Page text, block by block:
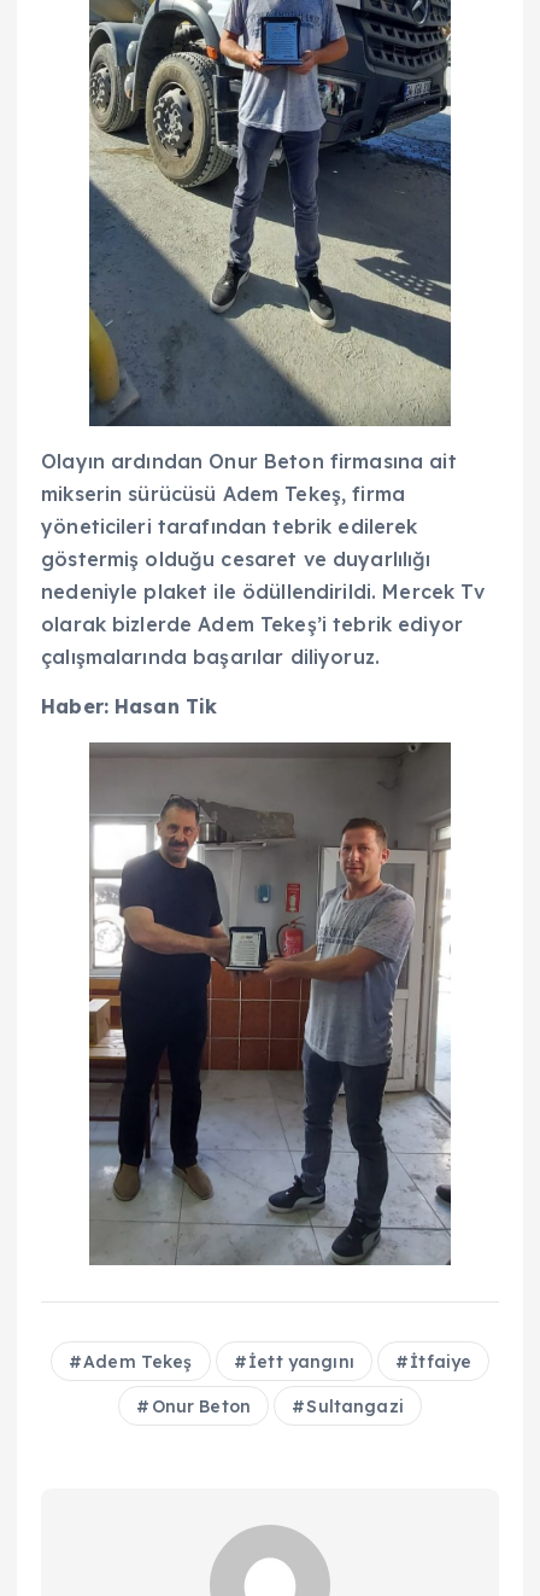
Olayın ardından Onur Beton firmasına ait
mikserin sürücüsü Adem Tekeş, firma
yöneticileri tarafından tebrik edilerek
göstermiş olduğu cesaret ve duyarlılığı
nedeniyle plaket ile ödüllendirildi. Mercek Tv
olarak bizlerde Adem Tekeş’i tebrik ediyor
çalışmalarında başarılar diliyoruz.
Haber: Hasan Tik
Adem Tekeş İett yangını İtfaiye
Onur Beton Sultangazi